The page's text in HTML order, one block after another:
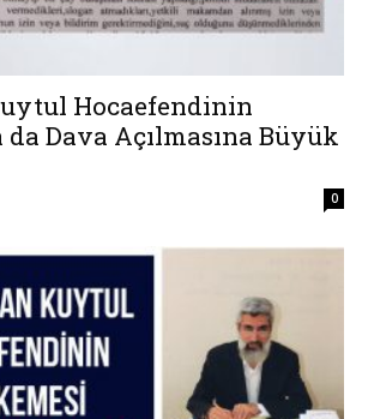
Hocaefendinin
da Dava Açılmasına Büyük
0